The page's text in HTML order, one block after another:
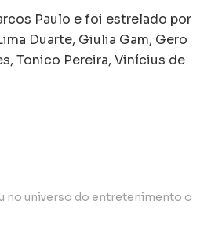
Paulo e foi estrelado por
Duarte, Giulia Gam, Gero
Tonico Pereira, Vinícius de
no universo do entretenimento o